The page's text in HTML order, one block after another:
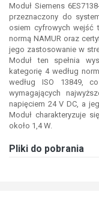
Moduł Siemens
przeznaczony do
osiem cyfrowych wejść
normą NAMUR oraz
jego zastosowanie w
Moduł ten spełnia
kategorię 4 według
według ISO 13849,
wymagających
napięciem 24 V DC, a
Moduł charakteryzuje
około 1,4 W.
Pliki do pobrania